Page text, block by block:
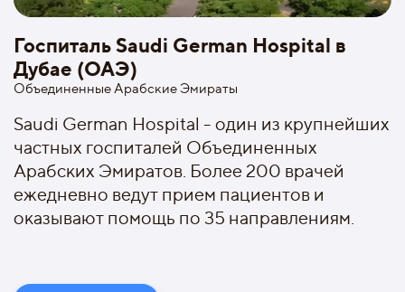
Госпиталь Saudi German Hospital в
Дубае (ОАЭ)
Объединенные Арабские Эмираты
Saudi German Hospital - один из крупнейших
частных госпиталей Объединенных
Арабских Эмиратов. Более 200 врачей
ежедневно ведут прием пациентов и
оказывают помощь по 35 направлениям.